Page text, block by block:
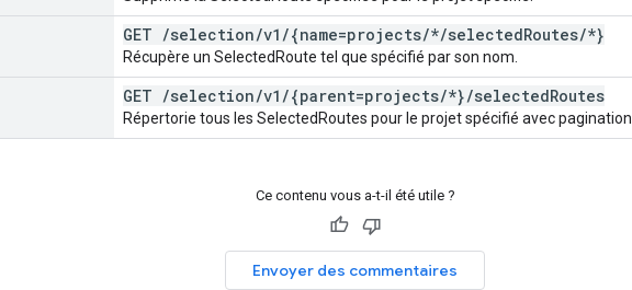
GET /selection/v1 /{name=projects/*/selectedRoutes/*}
Récupère un SelectedRoute tel que spécifié par son nom.
GET /selection/v1 /{parent=projects/*}/selectedRoutes
Répertorie tous les SelectedRoutes pour le projet spécifié avec pagination.
Ce contenu vous a-t-il été utile ?
Envoyer des commentaires